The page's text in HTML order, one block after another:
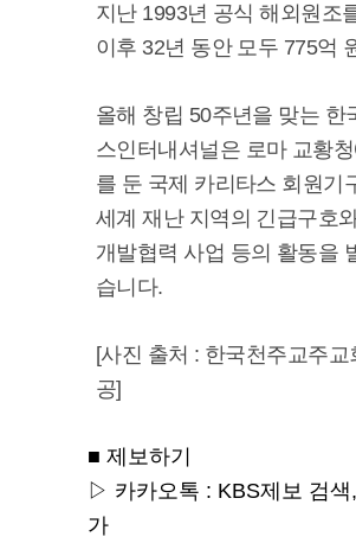
지난 1993년 공식 해외원조
이후 32년 동안 모두 775억
올해 창립 50주년을 맞는 한
스인터내셔널은 로마 교황
를 둔 국제 카리타스 회원기
세계 재난 지역의 긴급구호와
개발협력 사업 등의 활동을
습니다.
[사진 출처 : 한국천주교주교
공]
■ 제보하기
▷ 카카오톡 : KBS제보 검색
가